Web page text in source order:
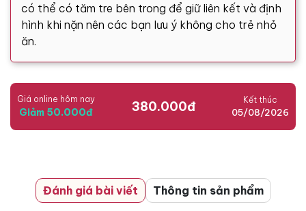
có thể có tăm tre bên trong để giữ liên kết và định
hình khi nặn nên các bạn lưu ý không cho trẻ nhỏ
ăn.
Giá online hôm nay
Giảm 50.000đ 380.000đ Kết thúc
05/08/2026
Đánh giá bài viết Thông tin sản phẩm